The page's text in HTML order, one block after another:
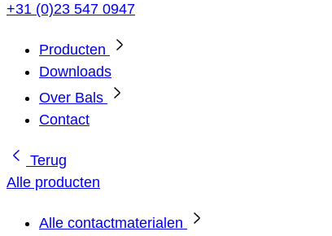
+31 (0)23 547 0947
Producten
Downloads
Over Bals
Contact
Terug
Alle producten
Alle contactmaterialen